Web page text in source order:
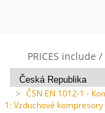
PRICES include
> ČSN EN 1012-1 -
1: Vzduchové kompresory